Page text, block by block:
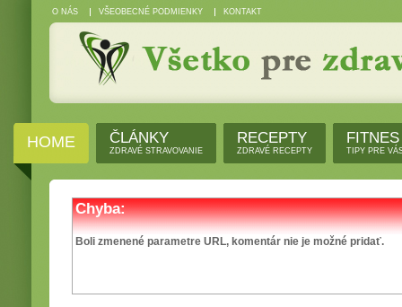
O NÁS VŠEOBECNÉ PODMIENKY KONTAKT
HOME ČLÁNKY
ZDRAVÉ STRAVOVANIE
RECEPTY
ZDRAVÉ RECEPTY
FITNES
TIPY PRE
Chyba:
Boli zmenené parametre URL, komentár nie je možné pridať.